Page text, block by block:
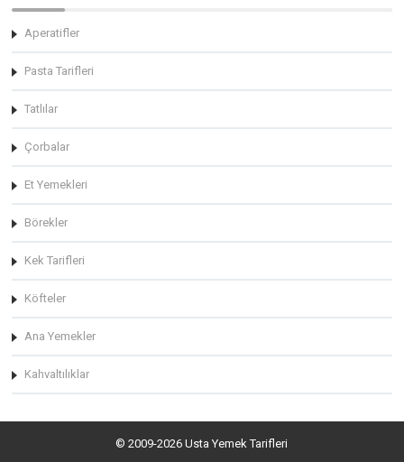
Aperatifler
Pasta Tarifleri
Tatlılar
Çorbalar
Et Yemekleri
Börekler
Kek Tarifleri
Köfteler
Ana Yemekler
Kahvaltılıklar
© 2009-2026 Usta Yemek Tarifleri